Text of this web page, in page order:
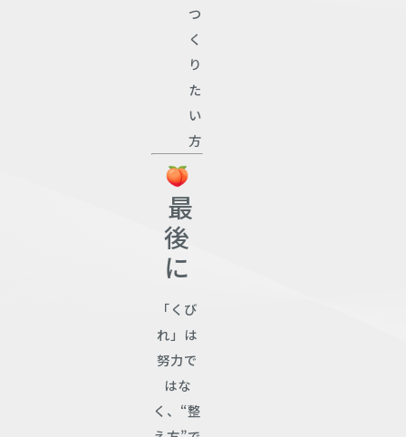
つ
く
り
た
い
方
最
後
に
「くび
れ」は
努力で
はな
く、“整